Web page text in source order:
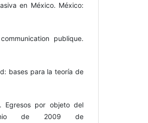
en México. México:
publique.
bases para la teoría de
Egresos por objeto del
de 2009 de